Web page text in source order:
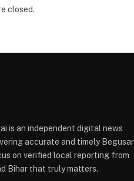
closed.
is an independent digital news
accurate and timely
on verified local reporting from
Bihar that truly matters.